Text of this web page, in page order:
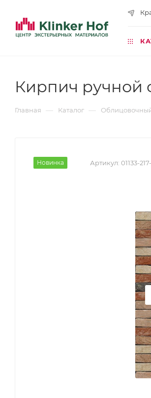
Кирпич ручной
Главная — Каталог —
Новинка Артикул: 01133-